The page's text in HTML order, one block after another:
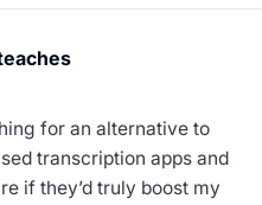
for an alternative to
transcription apps and
if they’d truly boost my